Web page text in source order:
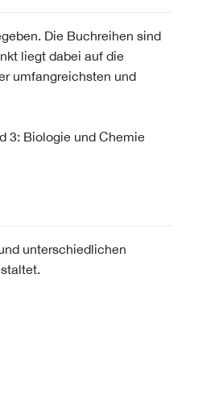
Die Buchreihen sind
liegt dabei auf die
umfangreichsten und
3: Biologie und Chemie
unterschiedlichen